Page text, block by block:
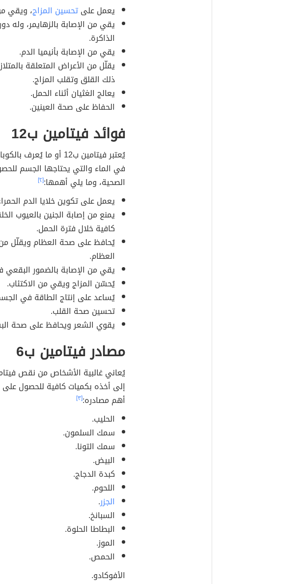
يعمل علىتحسين المزاج، ويقي
يقي من الإصابة بالزهايمر،
الذاكرة.
يقي من الإصابة بأنيميا الدم.
يقلّل من الأعراض المتعلقة
ذلك القلق وتقلب المزاج.
يعالج الغثيان أثناء الحمل.
الحفاظ على صحة العينين.
فوائد فيتامين ب12
يُعتبر فيتامين ب12 أو ما
في الماء والتي يحتاجها الجسم
الصحية، وما يلي أهمها:[٢]
يعمل على تكوين خلايا الدم
يمنع من إصابة الجنين بالعيوب
كافية خلال فترة الحمل.
يُحافظ على صحة العظام ويقلّل
العظام.
يقي من الإصابة بالضمور البقعي
يُحسّن المزاج ويقي من الاكتئاب.
يُساعد على إنتاج الطاقة في
تحسين صحة القلب.
يقوي الشعر ويحافظ على صحة
مصادر فيتامين ب6
إلى أخذه بكميات كافية للحصول على
أهم مصادره:[٣]
الحليب.
سمك السلمون.
سمك التونا.
البيض.
كبدة الدجاج.
اللحوم.
الجزر.
السبانخ.
البطاطا الحلوة.
الموز.
الحمص.
الأفوكادو.